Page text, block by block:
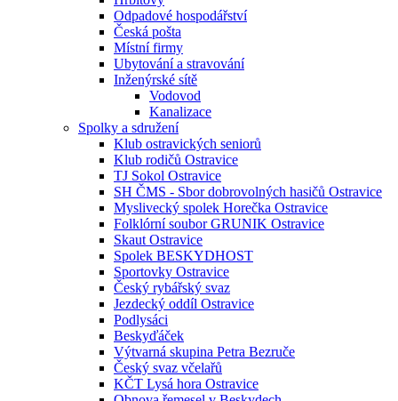
Odpadové hospodářství
Česká pošta
Místní firmy
Ubytování a stravování
Inženýrské sítě
Vodovod
Kanalizace
Spolky a sdružení
Klub ostravických seniorů
Klub rodičů Ostravice
TJ Sokol Ostravice
SH ČMS - Sbor dobrovolných hasičů Ostravice
Myslivecký spolek Horečka Ostravice
Folklórní soubor GRUNIK Ostravice
Skaut Ostravice
Spolek BESKYDHOST
Sportovky Ostravice
Český rybářský svaz
Jezdecký oddíl Ostravice
Podlysáci
Beskyďáček
Výtvarná skupina Petra Bezruče
Český svaz včelařů
KČT Lysá hora Ostravice